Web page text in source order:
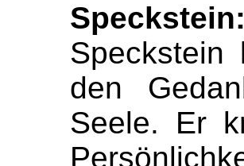
Speckstein
den
Seele. Er